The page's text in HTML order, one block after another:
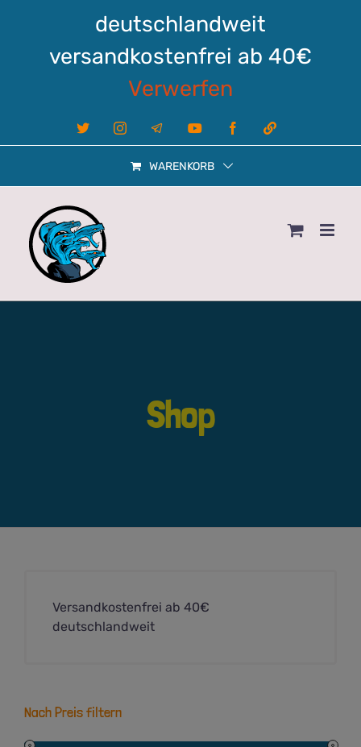
deutschlandweit
versandkostenfrei ab 40€
Verwerfen
X InstagramTelegram YouTube FacebookLinktree
WARENKORB
Shop
Versandkostenfrei ab 40€
deutschlandweit
Nach Preis filtern